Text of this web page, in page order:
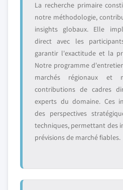
La recherche primaire
notre méthodologie,
insights globaux. Elle
direct avec les
garantir l'exactitude et la
Notre programme
marchés régionaux et
contributions de cadres
experts du domaine. Ces
des perspectives
techniques, permettant des
prévisions de marché fiables.